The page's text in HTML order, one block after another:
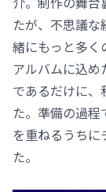
たが、不思議
緒にもっと多く
アルバムに込め
であるだけに、
た。準備の過
を重ねるうちに
た。